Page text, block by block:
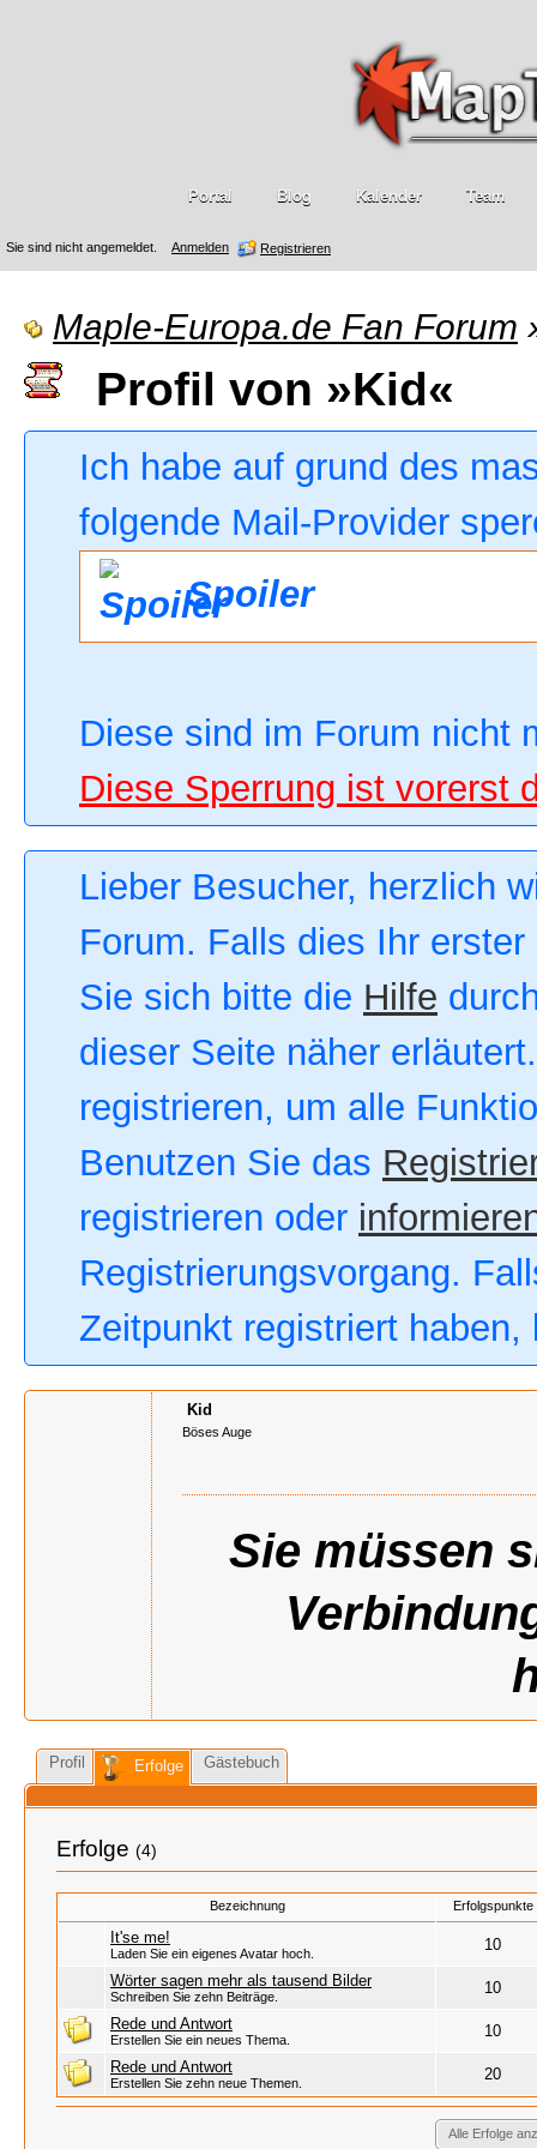
Sie sind nicht angemeldet. Anmelden Registrieren
Portal Blog Kalender Team
Maple-Europa.de Fan Forum
Profil von »Kid«
Ich habe auf grund des
folgende Mail-Provider
Spoiler
Diese sind im Forum nicht
Diese Sperrung ist vorerst
Lieber Besucher, herzlich
Forum. Falls dies Ihr
Sie sich bitte die Hilfe
dieser Seite näher
registrieren, um alle
Benutzen Sie das
registrieren oder
Registrierungsvorgang.
Zeitpunkt registriert
Kid
Böses Auge
Sie müssen
Profil Erfolge Gästebuch
Erfolge (4)
Bezeichnung Erfolgspunkte
It'se me!
Laden Sie ein eigenes Avatar hoch.
10
Wörter sagen mehr als tausend Bilder
Schreiben Sie zehn Beiträge.
10
Rede und Antwort
Erstellen Sie ein neues Thema.
10
Rede und Antwort
Erstellen Sie zehn neue Themen. 20
Alle Erfolge